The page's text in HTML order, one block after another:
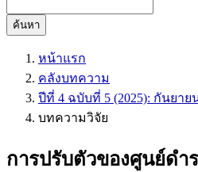
ค้นหา
หน้าแรก
คลังบทความ
ปีที่ 4 ฉบับที่ 5 (2025): กันยาย
บทความวิจัย
การปรับตัวของศูนย์ดำ